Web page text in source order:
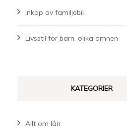
Inköp av familjebil
Livsstil för barn, olika ämnen
KATEGORIER
Allt om lån